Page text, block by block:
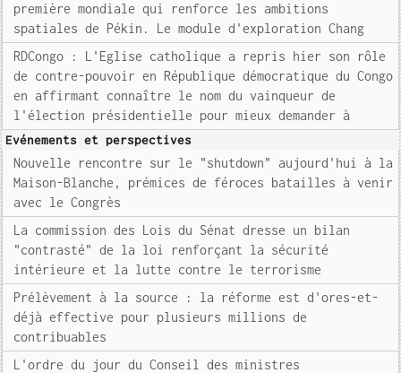
première mondiale qui renforce les ambitions
spatiales de Pékin. Le module d'exploration Chang
RDCongo : L'Eglise catholique a repris hier son rôle
de contre-pouvoir en République démocratique du Congo
en affirmant connaître le nom du vainqueur de
l'élection présidentielle pour mieux demander à
Evénements et perspectives
Nouvelle rencontre sur le "shutdown" aujourd'hui à la
Maison-Blanche, prémices de féroces batailles à venir
avec le Congrès
La commission des Lois du Sénat dresse un bilan
"contrasté" de la loi renforçant la sécurité
intérieure et la lutte contre le terrorisme
Prélèvement à la source : la réforme est d'ores-et-
déjà effective pour plusieurs millions de
contribuables
L'ordre du jour du Conseil des ministres